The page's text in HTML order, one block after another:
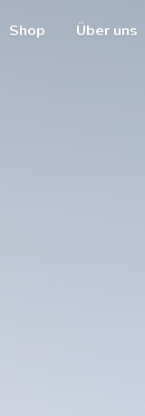
Shop Über uns